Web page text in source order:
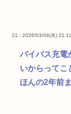
21 : 2026/03/04(水)
バイパス充電
いからってこ
ほんの2年前